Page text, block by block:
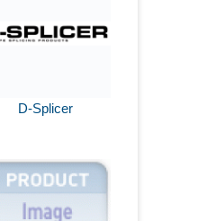
D-Splicer